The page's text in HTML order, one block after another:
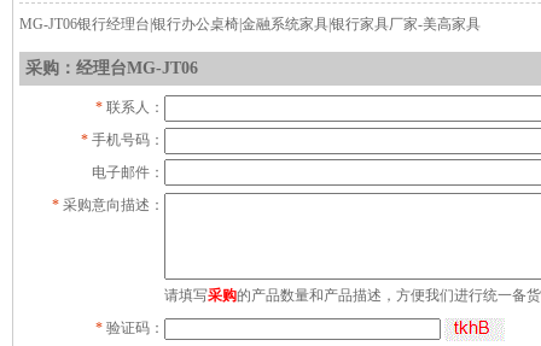
MG-JT06银行经理台|银行办公桌椅|金融系统家具|银行家具厂家-美高家具
采购：经理台MG-JT06
* 联系人：
* 手机号码：
电子邮件：
* 采购意向描述：
请填写采购的产品数量和产品描述，方便我们进行统一备
* 验证码：